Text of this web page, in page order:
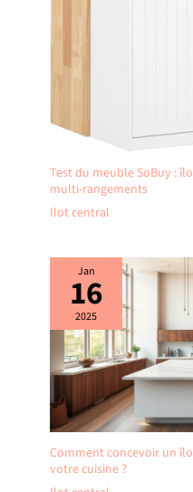
Test du meuble SoBuy :
multi-rangements
Ilot central
Jan
16
2025
Comment concevoir un
votre cuisine ?